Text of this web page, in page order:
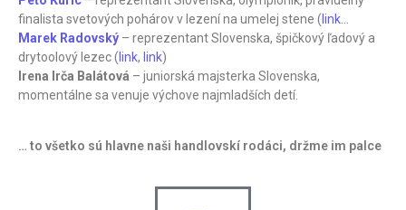
finalista svetových pohárov v lezení na umelej stene ( link…
Marek Radovský – reprezentant Slovenska, špičkový ľadový a
drytoolový lezec ( link, link)
Irena Irča Balátová – juniorská majsterka Slovenska,
momentálne sa venuje výchove najmladších detí.
… to všetko sú hlavne naši handlovskí rodáci, držme im palce